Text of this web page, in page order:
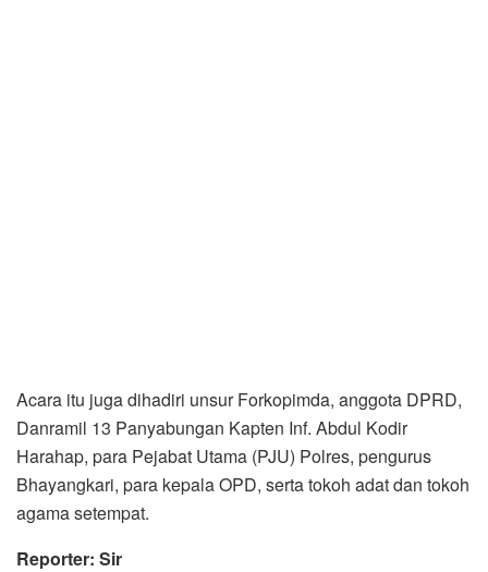
Acara itu juga dihadiri unsur Forkopimda, anggota DPRD,
Danramil 13 Panyabungan Kapten Inf. Abdul Kodir
Harahap, para Pejabat Utama (PJU) Polres, pengurus
Bhayangkari, para kepala OPD, serta tokoh adat dan tokoh
agama setempat.
Reporter: Sir